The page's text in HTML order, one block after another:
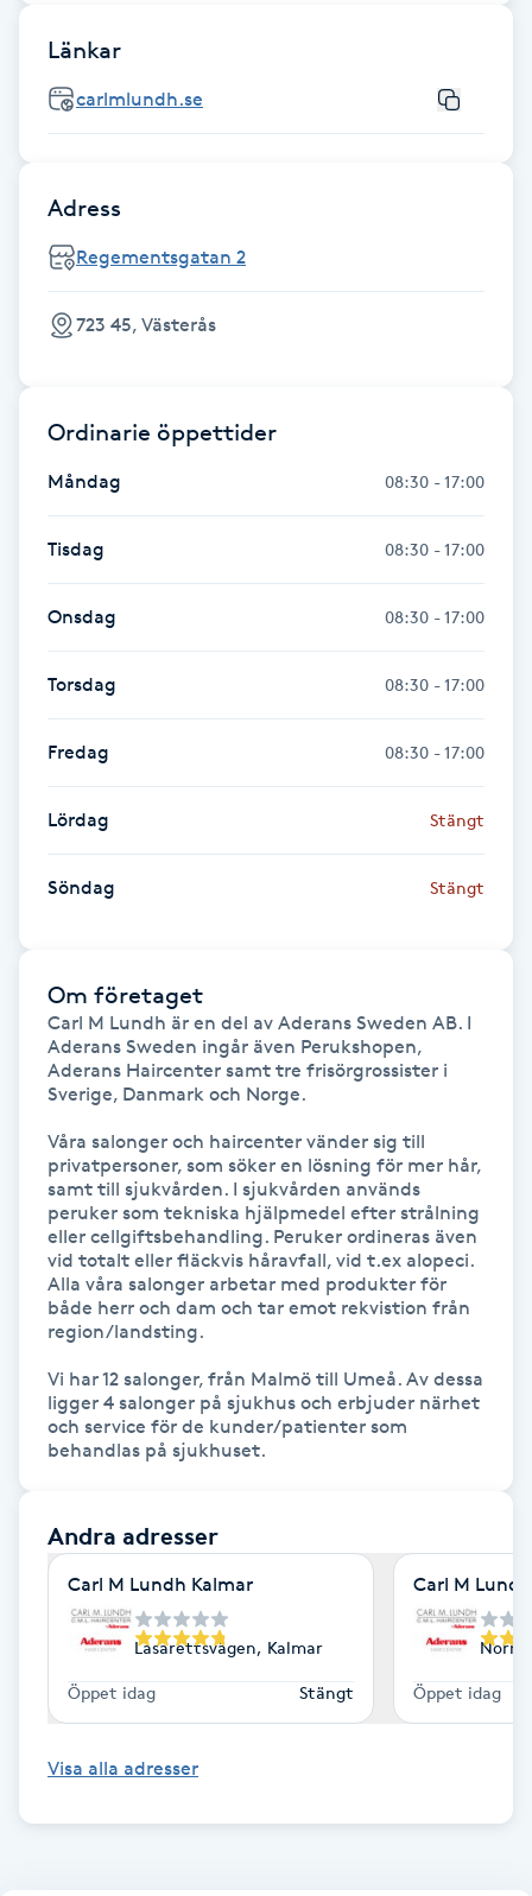
Fotvård
Fransar
Fransborttagning
Fransfärgning
Fransförlängning Megavolym
Fransförlängning Volym
Fransk manikyr
Fransrengöring
Frekvensterapi
Friskvård
Friskvårdsmassage
Frisör
Funktionsanalys
Färgning
Föning
Gel naglar
Gelenaglar
Gellack
Gellack med förstärkning
Gravidmassage
Gruppträning
Gua Sha-massage
Länkar
carlmlundh.se
Adress
Regementsgatan 2
723 45, Västerås
Ordinarie öppettider
Måndag 08:30 - 17:00
Tisdag 08:30 - 17:00
Onsdag 08:30 - 17:00
Torsdag 08:30 - 17:00
Fredag 08:30 - 17:00
Lördag Stängt
Söndag Stängt
Om företaget
Carl M Lundh är en del av Aderans Sweden AB. I
Aderans Sweden ingår även Perukshopen,
Aderans Haircenter samt tre frisörgrossister i
Sverige, Danmark och Norge.
Våra salonger och haircenter vänder sig till
privatpersoner, som söker en lösning för mer hår,
samt till sjukvården. I sjukvården används
peruker som tekniska hjälpmedel efter strålning
eller cellgiftsbehandling. Peruker ordineras även
vid totalt eller fläckvis håravfall, vid t.ex alopeci.
Alla våra salonger arbetar med produkter för
både herr och dam och tar emot rekvistion från
region/landsting.
Vi har 12 salonger, från Malmö till Umeå. Av dessa
ligger 4 salonger på sjukhus och erbjuder närhet
och service för de kunder/patienter som
behandlas på sjukhuset.
Andra adresser
Carl M Lundh Kalmar
Lasarettsvägen, Kalmar
Öppet idag Stängt
Carl M
Öppet idag
Visa alla adresser